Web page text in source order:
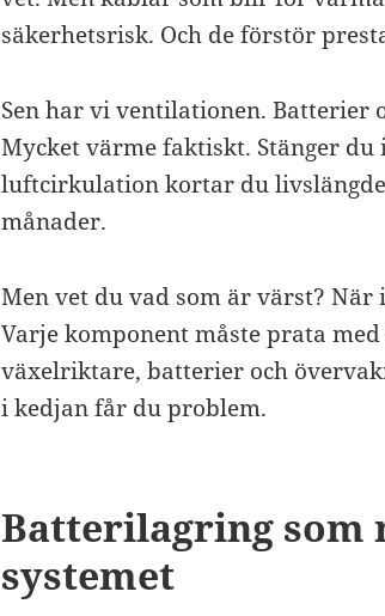
säkerhetsrisk. Och de förstör
Sen har vi ventilationen.
Mycket värme faktiskt. Stänger
luftcirkulation kortar du
månader.
Men vet du vad som är värst?
Varje komponent måste prata
växelriktare, batterier och
i kedjan får du problem.
Batterilagring som
systemet